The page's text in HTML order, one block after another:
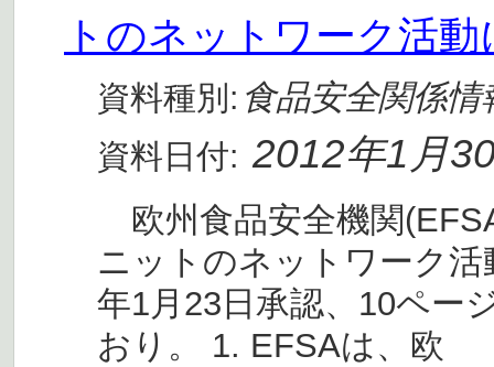
トのネットワーク活
資料種別: 食品安全関係情
資料日付: 2012年1月
欧州食品安全機関
ニットのネットワーク
年1月23日承認、10ペー
おり。 1. EFSAは、欧